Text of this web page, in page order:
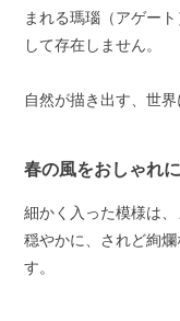
まれる瑪瑙（アゲー
して存在しません。
自然が描き出す、世
春の風をおしゃれに
細かく入った模様は、
穏やかに、されど絢
す。